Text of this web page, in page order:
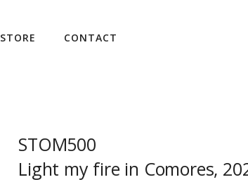
STORE CONTACT
STOM500
Light my fire in Comores,